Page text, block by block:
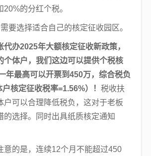
的分红个税。
需要选择适合自己的核定征收园区。
代办2025年大额核定征收新政策，
个体户，我们这边可以提供个税核
年最高可以开票到450万，综合税负
户核定征收税率=1.56%）！税收扶
户可以合理降低税负，这对于老板
的选择。同时出具纸质核定通知
的是，连续12个月不能超过450